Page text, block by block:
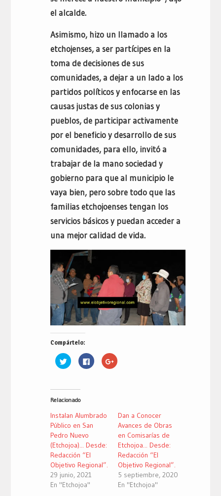
el alcalde.
Asimismo, hizo un llamado a los
etchojenses, a ser partícipes en la
toma de decisiones de sus
comunidades, a dejar a un lado a los
partidos políticos y enfocarse en las
causas justas de sus colonias y
pueblos, de participar activamente
por el beneficio y desarrollo de sus
comunidades, para ello, invitó a
trabajar de la mano sociedad y
gobierno para que al municipio le
vaya bien, pero sobre todo que las
familias etchojoenses tengan los
servicios básicos y puedan acceder a
una mejor calidad de vida.
Compártelo:
Haz
clic
Twitter
abre
una
ventana
nueva)
Haz
clic
una
ventana
nueva)
Haz
clic
una
ventana
nueva)
Relacionado
Instalan Alumbrado
Público en San
Pedro Nuevo
(Etchojoa)... Desde:
Redacción “El
Objetivo Regional”.
29 junio, 2021
En "Etchojoa"
Dan a Conocer
Avances de Obras
en Comisarías de
Etchojoa... Desde:
Redacción “El
Objetivo Regional”.
5 septiembre, 2020
En "Etchojoa"